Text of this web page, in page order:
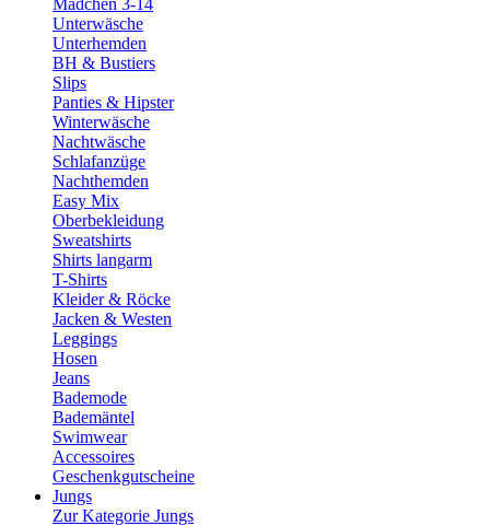
Mädchen 3-14
Unterwäsche
Unterhemden
BH & Bustiers
Slips
Panties & Hipster
Winterwäsche
Nachtwäsche
Schlafanzüge
Nachthemden
Easy Mix
Oberbekleidung
Sweatshirts
Shirts langarm
T-Shirts
Kleider & Röcke
Jacken & Westen
Leggings
Hosen
Jeans
Bademode
Bademäntel
Swimwear
Accessoires
Geschenkgutscheine
Jungs
Zur Kategorie Jungs